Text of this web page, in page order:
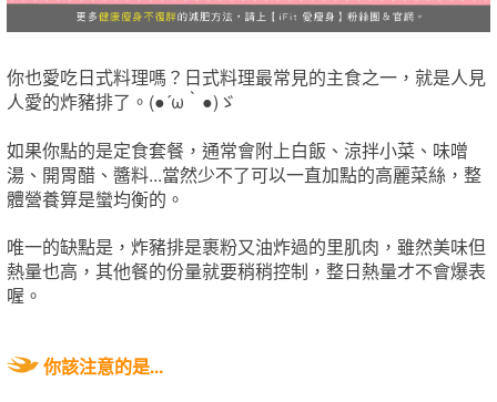
你也愛吃日式料理嗎？日式料理最常見的主食之一，就是人見
人愛的炸豬排了。(●´ω｀●)ゞ
如果你點的是定食套餐，通常會附上白飯、涼拌小菜、味噌
湯、開胃醋、醬料...當然少不了可以一直加點的高麗菜絲，整
體營養算是蠻均衡的。
唯一的缺點是，炸豬排是裹粉又油炸過的里肌肉，雖然美味但
熱量也高，其他餐的份量就要稍稍控制，整日熱量才不會爆表
喔。
你該注意的是...